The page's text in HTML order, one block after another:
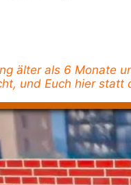
älter als 6 Monate
und Euch hier statt